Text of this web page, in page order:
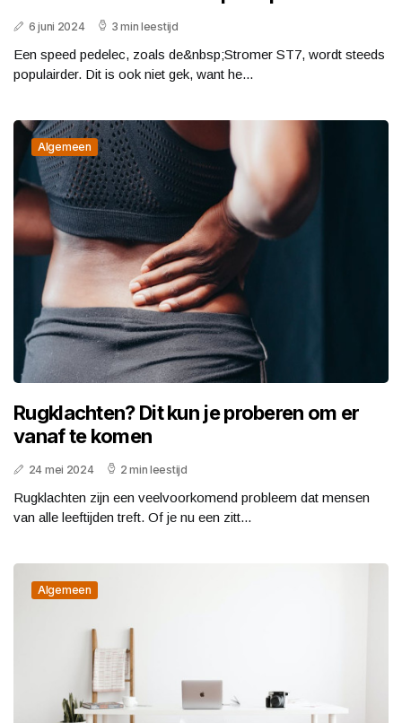
6 juni 2024 3 min leestijd
Een speed pedelec, zoals de&nbsp;Stromer ST7, wordt steeds
populairder. Dit is ook niet gek, want he...
Algemeen
Rugklachten? Dit kun je proberen om er
vanaf te komen
24 mei 2024 2 min leestijd
Rugklachten zijn een veelvoorkomend probleem dat mensen
van alle leeftijden treft. Of je nu een zitt...
Algemeen